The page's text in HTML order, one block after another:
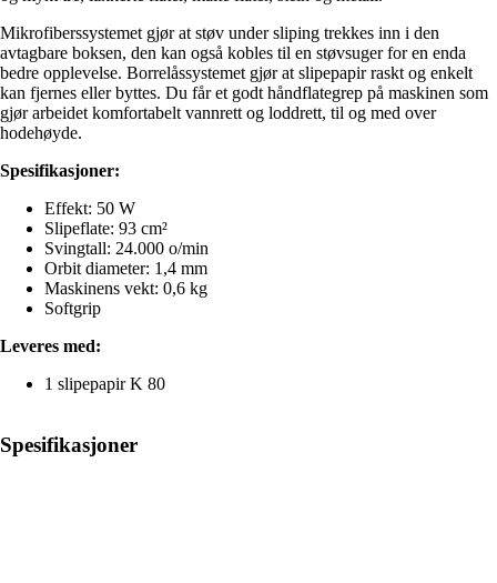
Mikrofiberssystemet gjør at støv under sliping trekkes inn i den
avtagbare boksen, den kan også kobles til en støvsuger for en enda
bedre opplevelse. Borrelåssystemet gjør at slipepapir raskt og enkelt
kan fjernes eller byttes. Du får et godt håndflategrep på maskinen som
gjør arbeidet komfortabelt vannrett og loddrett, til og med over
hodehøyde.
Spesifikasjoner:
Effekt: 50 W
Slipeflate: 93 cm²
Svingtall: 24.000 o/min
Orbit diameter: 1,4 mm
Maskinens vekt: 0,6 kg
Softgrip
Leveres med:
1 slipepapir K 80
Spesifikasjoner